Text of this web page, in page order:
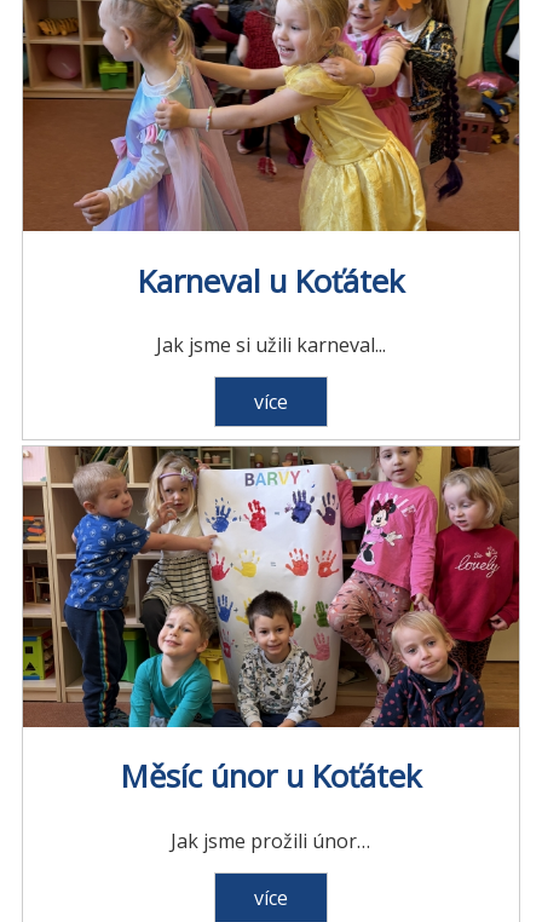
Karneval u Koťátek
Jak jsme si užili karneval...
více
Měsíc únor u Koťátek
Jak jsme prožili únor…
více